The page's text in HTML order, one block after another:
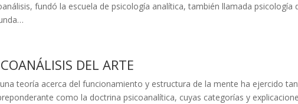
fundó la escuela de psicología analítica, también llamada psicología
DEL ARTE
teoría acerca del funcionamiento y estructura de la mente ha ejercido
como la doctrina psicoanalítica, cuyas categorías y